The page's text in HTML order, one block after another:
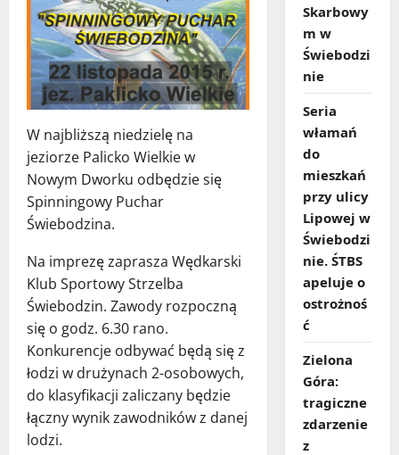
W najbliższą niedzielę na
jeziorze Palicko Wielkie w
Nowym Dworku odbędzie się
Spinningowy Puchar
Świebodzina.
Na imprezę zaprasza Wędkarski
Klub Sportowy Strzelba
Świebodzin. Zawody rozpoczną
się o godz. 6.30 rano.
Konkurencje odbywać będą się z
łodzi w drużynach 2-osobowych,
do klasyfikacji zaliczany będzie
łączny wynik zawodników z danej
lodzi.
Skarbowy
m w
Świebodzi
nie
Seria
włamań
do
mieszkań
przy ulicy
Lipowej w
Świebodzi
nie. ŚTBS
apeluje o
ostrożnoś
ć
Zielona
Góra:
tragiczne
zdarzenie
z